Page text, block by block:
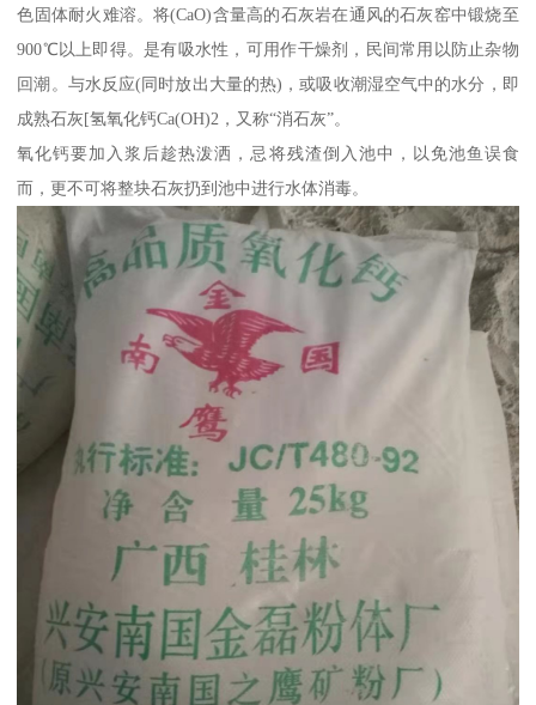
色固体耐火难溶。将(CaO)含量高的石灰岩在通风的石灰窑中锻烧至
900℃以上即得。是有吸水性，可用作干燥剂，民间常用以防止杂物
回潮。与水反应(同时放出大量的热)，或吸收潮湿空气中的水分，即
成熟石灰[氢氧化钙Ca(OH)2，又称“消石灰”。
氧化钙要加入浆后趁热泼洒，忌将残渣倒入池中，以免池鱼误食
而，更不可将整块石灰扔到池中进行水体消毒。